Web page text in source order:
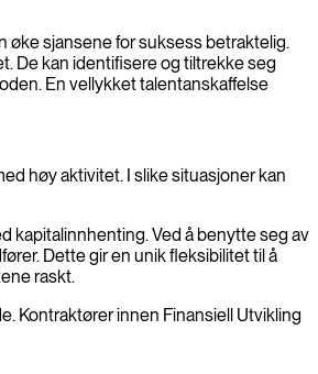
øke sjansene for suksess betraktelig.
De kan identifisere og tiltrekke seg
En vellykket talentanskaffelse
høy aktivitet. I slike situasjoner kan
kapitalinnhenting. Ved å benytte seg av
Dette gir en unik fleksibilitet til å
raskt.
Kontraktører innen Finansiell Utvikling